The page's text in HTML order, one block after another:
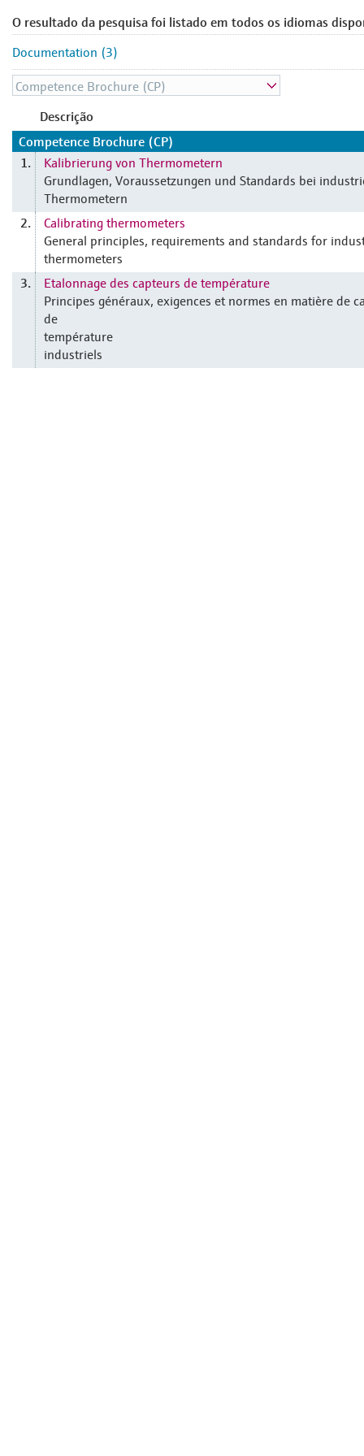
O resultado da pesquisa foi listado em todos os idiomas
Documentation (3)
Descrição
Competence Brochure (CP)
1.
Kalibrierung von Thermometern
Grundlagen, Voraussetzungen und Standards bei
Thermometern
2.
Calibrating thermometers
General principles, requirements and standards for
thermometers
3.
Etalonnage des capteurs de température
Principes généraux, exigences et normes en matière de
de
température
industriels